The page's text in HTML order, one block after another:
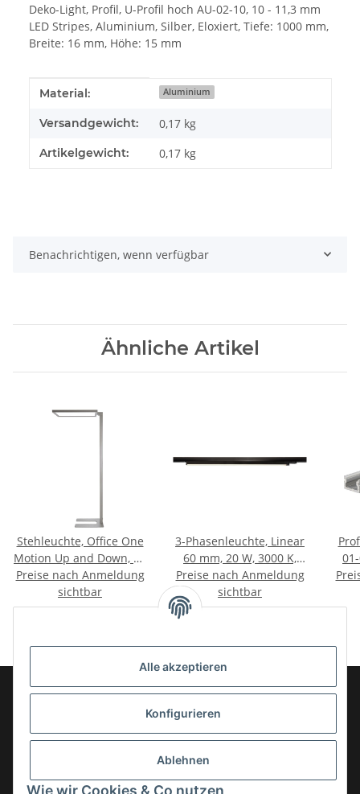
Alle akzeptieren
Konfigurieren
Ablehnen
Wie wir Cookies & Co nutzen
Deko-Light, Profil, U-Profil hoch AU-02-10, 10 - 11,3 mm
LED Stripes, Aluminium, Silber, Eloxiert, Tiefe: 1000 mm,
Breite: 16 mm, Höhe: 15 mm
Produkteigenschaft
Wert
Material: Aluminium
Versandgewicht: 0,17 kg
Artikelgewicht: 0,17 kg
Benachrichtigen, wenn verfügbar
Ähnliche Artikel
Stehleuchte, Office One
Motion Up and Down, 80
W, Touch DIM, 4000 K,
Aluminium, 220-240
V/AC
Preise nach Anmeldung
sichtbar
3-Phasenleuchte, Linear
60 mm, 20 W, 3000 K,
Schwarz, 220-240 V/AC
Preise nach Anmeldung
sichtbar
Gesetzliche Informationen